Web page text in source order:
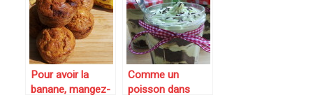
cakes moelleux
au chocolat et
framboises
d’Halloween au
chocolat et
chantilly
mascarpone
Pour avoir la
banane, mangez-
Comme un
poisson dans